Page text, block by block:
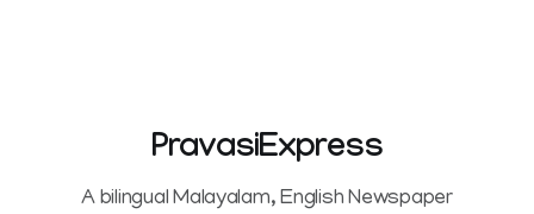
PravasiExpress
A bilingual Malayalam, English Newspaper